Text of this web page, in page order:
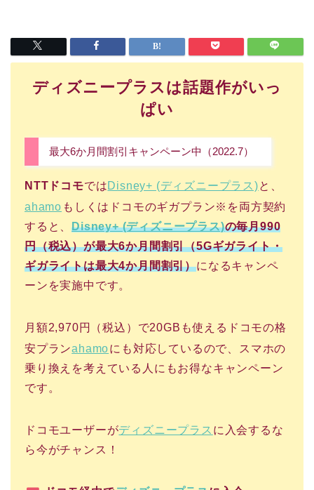
ディズニープラスは話題作がいっ
ぱい
最大6か月間割引キャンペーン中（2022.7）
NTTドコモではDisney+ (ディズニープラス)と、
ahamo もしくはドコモのギガプラン※を両方契約
すると、Disney+ (ディズニープラス)の毎月990
円（税込）が最大6か月間割引（5Gギガライト・
ギガライトは最大4か月間割引）になるキャンペ
ーンを実施中です。
月額2,970円（税込）で20GBも使えるドコモの格
安プランahamoにも対応しているので、スマホの
乗り換えを考えている人にもお得なキャンペーン
です。
ドコモユーザーがディズニープラス に入会するな
ら今がチャンス！